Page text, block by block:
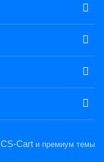
CS-Cart и премиум темы